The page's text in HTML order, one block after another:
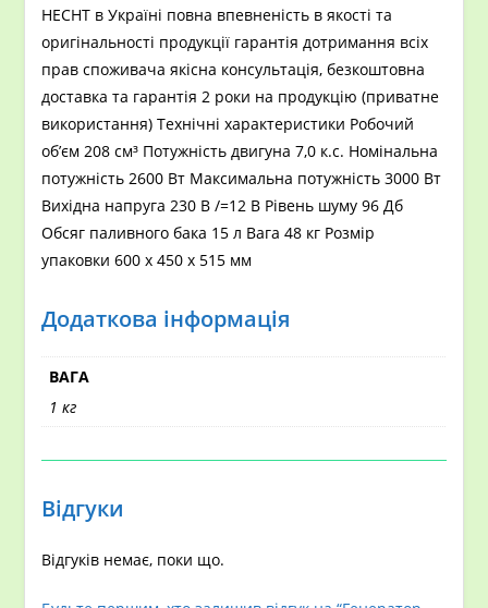
HECHT в Україні повна впевненість в якості та
оригінальності продукції гарантія дотримання всіх
прав споживача якісна консультація, безкоштовна
доставка та гарантія 2 роки на продукцію (приватне
використання) Технічні характеристики Робочий
об’єм 208 см³ Потужність двигуна 7,0 к.с. Номінальна
потужність 2600 Вт Максимальна потужність 3000 Вт
Вихідна напруга 230 В /=12 В Рівень шуму 96 Дб
Обсяг паливного бака 15 л Вага 48 кг Розмір
упаковки 600 х 450 х 515 мм
Додаткова інформація
ВАГА
1 кг
Відгуки
Відгуків немає, поки що.